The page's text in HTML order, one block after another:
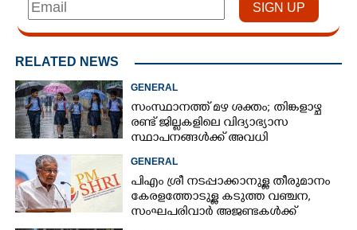
RELATED NEWS
GENERAL
സംസ്ഥാനത്ത് മഴ ശക്തം; തിങ്കളാഴ്ച
രണ്ട് ജില്ലകളിലെ വിദ്യാഭ്യാസ
സ്ഥാപനങ്ങൾക്ക് അവധി
GENERAL
പിഎം ശ്രീ നടപ്പാക്കാനുള്ള തീരുമാനം
കേരളത്തോടുള്ള കടുത്ത വഞ്ചന,​
സംഘപരിവാർ അജണ്ടകൾക്ക്